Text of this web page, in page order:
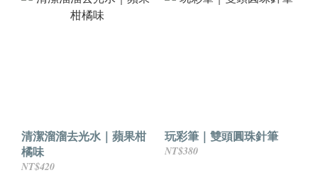
清潔溜溜去光水｜蘋果柑
橘味
NT$420
玩彩筆｜雙頭圓珠針筆
NT$380